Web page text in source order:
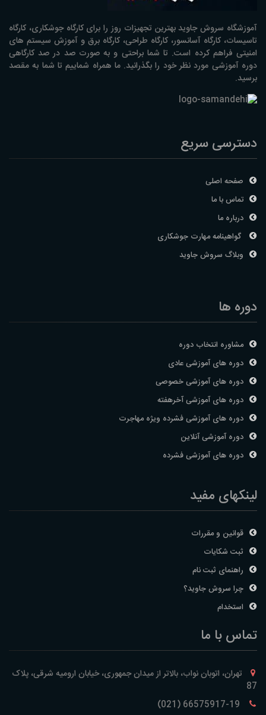
آموزشگاه سروش جاوید بهترین تجهیزات روز را برای کارگاه جوشکاری، کارگاه
تاسیسات، کارگاه آسانسور، کارگاه طراحی، کارگاه برق و آموزش سیستم های
امنیتی فراهم کرده است. تا شما براحتی و به صورت صد در صد کارگاهی
دوره آموزشی مورد نظر خود را بگذرانید. ما همراه شماییم تا شما به مقصد
برسید.
دسترسی سریع
صفحه اصلی
تماس با ما
درباره ما
گواهینامه مهارت جوشکاری
وبلاگ سروش جاوید
دوره ها
مشاوره انتخاب دوره
دوره های آموزشی عادی
دوره های آموزشی خصوصی
دوره های آموزشی آخرهفته
دوره های آموزشی فشرده ویژه مهاجرت
دوره آموزشی آنلاین
دوره های آموزشی فشرده
لینکهای مفید
قوانین و مقررات
ثبت شکایات
راهنمای ثبت نام
چرا سروش جاوید؟
استخدام
تماس با ما
تهران، اتوبان نواب، بالاتر از میدان جمهوری، خیابان ارومیه شرقی، پلاک
87